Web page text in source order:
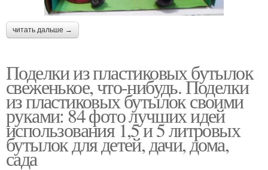
читать дальше →
Поделки из пластиковых бутылок
свеженькое, что-нибудь. Поделки
из пластиковых бутылок своими
руками: 84 фото лучших идей
использования 1,5 и 5 литровых
бутылок для детей, дачи, дома,
сада